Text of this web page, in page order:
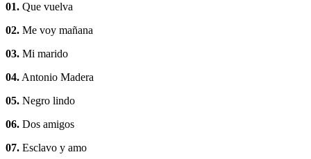
01. Que vuelva
02. Me voy mañana
03. Mi marido
04.Antonio Madera
05. Negro lindo
06. Dos amigos
07. Esclavo y amo